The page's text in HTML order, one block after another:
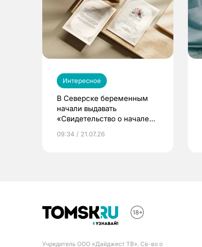
Интересное
В Северске беременным
начали выдавать
«Свидетельство о начале
09:34 / 21.07.26
Учредитель ООО «Дайджест ТВ». Св-во о